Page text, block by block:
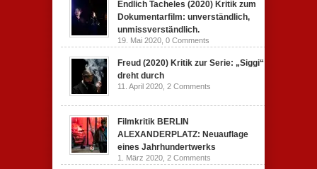
Endlich Tacheles (2020) Kritik zum
Dokumentarfilm: unverständlich,
unmissverständlich.
19. Mai 2020, 0 Comments
Freud (2020) Kritik zur Serie: „Siggi“
dreht durch
11. April 2020, 2 Comments
Filmkritik BERLIN
ALEXANDERPLATZ: Neuauflage
eines Jahrhundertwerks
1. März 2020, 2 Comments